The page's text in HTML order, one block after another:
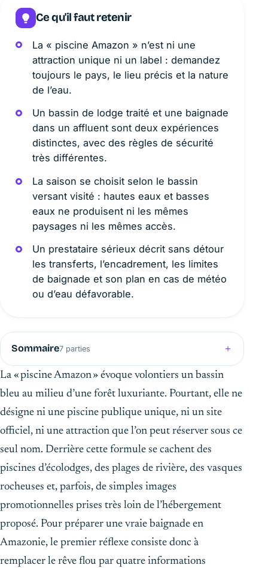
Ce qu'il faut retenir
La « piscine Amazon » n’est ni une
attraction unique ni un label : demandez
toujours le pays, le lieu précis et la nature
de l’eau.
Un bassin de lodge traité et une baignade
dans un affluent sont deux expériences
distinctes, avec des règles de sécurité
très différentes.
La saison se choisit selon le bassin
versant visité : hautes eaux et basses
eaux ne produisent ni les mêmes
paysages ni les mêmes accès.
Un prestataire sérieux décrit sans détour
les transferts, l’encadrement, les limites
de baignade et son plan en cas de météo
ou d’eau défavorable.
Sommaire7 parties
La « piscine Amazon » évoque volontiers un bassin
bleu au milieu d’une forêt luxuriante. Pourtant, elle ne
désigne ni une piscine publique unique, ni un site
officiel, ni une attraction que l’on peut réserver sous ce
seul nom. Derrière cette formule se cachent des
piscines d’écolodges, des plages de rivière, des vasques
rocheuses et, parfois, de simples images
promotionnelles prises très loin de l’hébergement
proposé. Pour préparer une vraie baignade en
Amazonie, le premier réflexe consiste donc à
remplacer le rêve flou par quatre informations